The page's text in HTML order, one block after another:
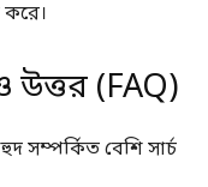
উত্তর (FAQ)
সম্পর্কিত বেশি সার্চ